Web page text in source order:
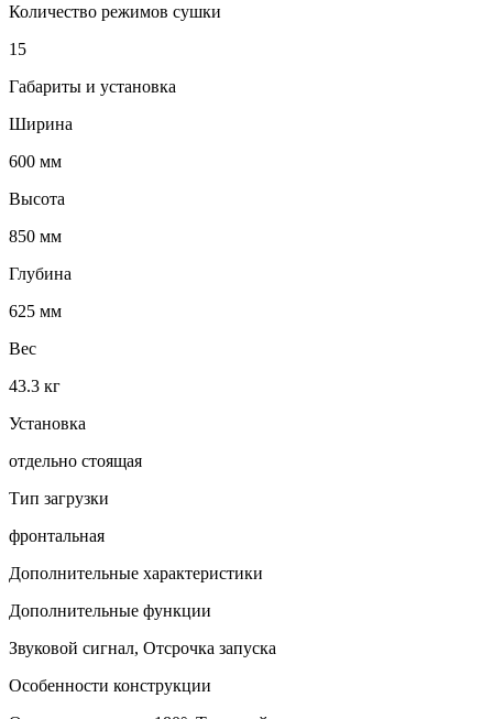
Количество режимов сушки
15
Габариты и установка
Ширина
600 мм
Высота
850 мм
Глубина
625 мм
Вес
43.3 кг
Установка
отдельно стоящая
Тип загрузки
фронтальная
Дополнительные характеристики
Дополнительные функции
Звуковой сигнал, Отсрочка запуска
Особенности конструкции